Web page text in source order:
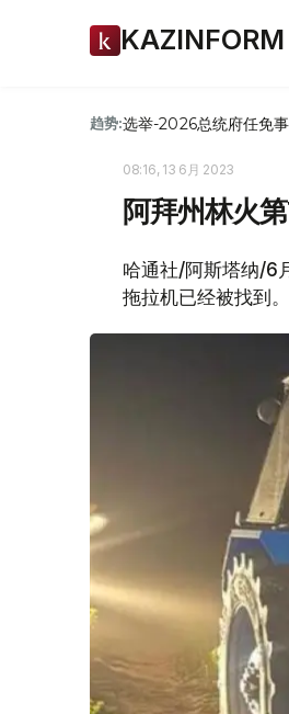
KAZINFORM
趋势:选举-2026总统府任免
08:16, 13 6月 2023
阿拜州林火
哈通社/阿斯塔纳/6
拖拉机已经被找到。